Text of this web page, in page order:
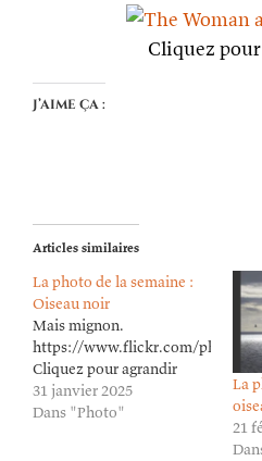
Cliquez
J’aime ça :
Articles similaires
La photo de la semaine :
Oiseau noir
Mais mignon.
https://www.flickr.com/photos/
Cliquez pour agrandir
31 janvier 2025
Dans "Photo"
La
21